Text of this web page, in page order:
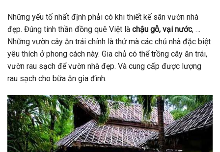
Những yếu tố nhất định phải có khi thiết kế sân vườn nhà
đẹp. Đúng tinh thần đồng quê Việt là chậu gỗ, vại nước, …
Những vườn cây ăn trái chính là thứ mà các chủ nhà đặc biệt
yêu thích ở phong cách này. Gia chủ có thể trồng cây ăn trái,
vườn rau sạch để vườn nhà đẹp. Và cung cấp được lượng
rau sạch cho bữa ăn gia đình.